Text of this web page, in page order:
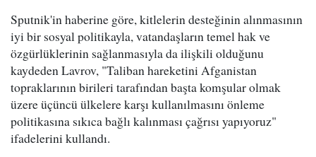
Sputnik'in haberine göre, kitlelerin desteğinin alınmasının
iyi bir sosyal politikayla, vatandaşların temel hak ve
özgürlüklerinin sağlanmasıyla da ilişkili olduğunu
kaydeden Lavrov, "Taliban hareketini Afganistan
topraklarının birileri tarafından başta komşular olmak
üzere üçüncü ülkelere karşı kullanılmasını önleme
politikasına sıkıca bağlı kalınması çağrısı yapıyoruz"
ifadelerini kullandı.